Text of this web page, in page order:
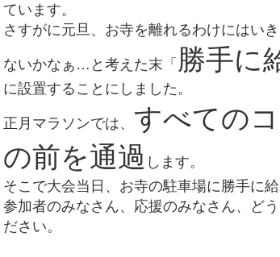
ています。
さすがに元旦、お寺を離れるわけにはい
ないかなぁ…と考えた末「 勝手に
に設置することにしました。
正月マラソンでは、 すべての
の前を通過 します。
そこで大会当日、お寺の駐車場に勝手に
参加者のみなさん、応援のみなさん、ど
ださい。